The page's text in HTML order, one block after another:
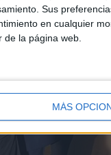
Sus
en cualquier
de la página web.
MÁS